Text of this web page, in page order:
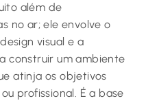
além de
no ar; ele envolve o
visual e a
construir um ambiente
atinja os objetivos
profissional. É a base